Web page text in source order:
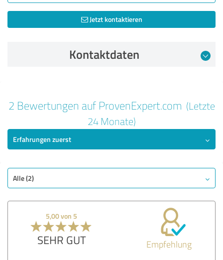
Jetzt kontaktieren
Kontaktdaten
SEHR GUT
Angebot
Leistungen
Nutzen
Bewertung anzeigen
2 Bewertungen auf ProvenExpert.com (Letzte
24 Monate)
Erfahrungen zuerst
Alle (2)
5,00 von 5
SEHR GUT Empfehlung